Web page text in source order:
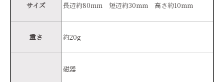
サイズ 長辺約80mm 短辺約30mm 高さ約10mm
重さ 約20g
磁器